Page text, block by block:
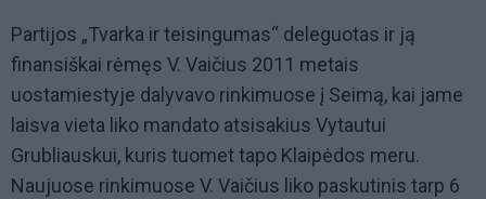
Partijos „Tvarka ir teisingumas“ deleguotas ir ją
finansiškai rėmęs V. Vaičius 2011 metais
uostamiestyje dalyvavo rinkimuose į Seimą, kai jame
laisva vieta liko mandato atsisakius Vytautui
Grubliauskui, kuris tuomet tapo Klaipėdos meru.
Naujuose rinkimuose V. Vaičius liko paskutinis tarp 6